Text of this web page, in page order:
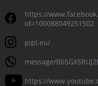
https://
id=100088049251502
pipl.eu/
message/
https://